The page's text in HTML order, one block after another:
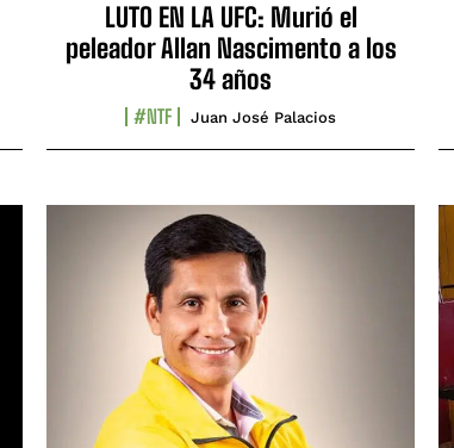
LUTO EN LA UFC: Murió el
peleador Allan Nascimento a los
34 años
#NTF Juan José Palacios